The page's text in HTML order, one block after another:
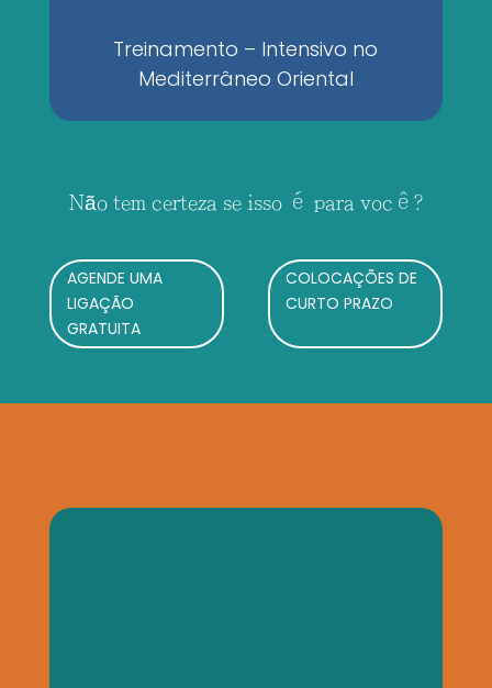
Treinamento – Intensivo no
Mediterrâneo Oriental
Não tem certeza se isso é para você?
AGENDE UMA
LIGAÇÃO
GRATUITA
COLOCAÇÕES DE
CURTO PRAZO